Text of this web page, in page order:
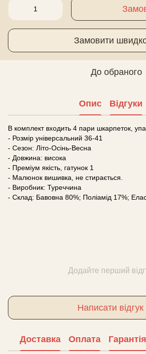
Замовити
До обраного
Опис Відгуки
В комплект входить 4 пари шкарпеток,
- Розмір універсальний 36-41
- Сезон: Літо-Осінь-Весна
- Довжина: висока
- Преміум якість, гатунок 1
- Малюнок вишивка, не стирається.
- Виробник: Туреччина
- Склад: Бавовна 80%; Поліамід 17%;
Додайте перший
Написати відгук
Доставка Оплата Гарантія